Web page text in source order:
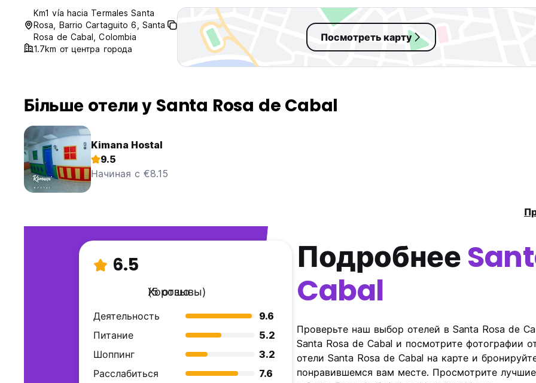
Km1 vía hacia Termales Santa
Rosa, Barrio Cartaguito 6, Santa
Rosa de Cabal, Colombia
1.7km от центра города
Посмотреть карту
Більше oтели у Santa Rosa de Cabal
Kimana Hostal
9.5
Начиная с €8.15
6.5
Хорошо
(5 отзывы)
Деятельность
9.6
Питание
5.2
Шоппинг
3.2
Расслабиться
7.6
Подробнее
Cabal
Проверьте наш выбор отелей в Santa Rosa de
Santa Rosa de Cabal и посмотрите фотографии
отели Santa Rosa de Cabal на карте и
понравившемся вам месте. Просмотрите